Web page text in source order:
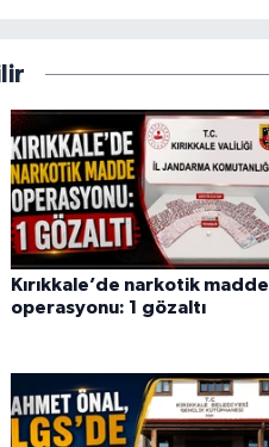
Kırıkkale’de narkotik madde
operasyonu: 1 gözaltı